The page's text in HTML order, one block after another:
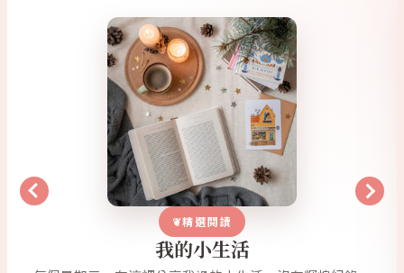
精選閱讀
我的小生活